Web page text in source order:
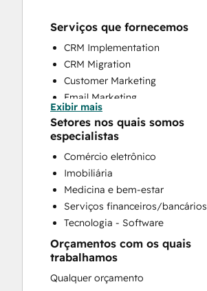
Serviços que fornecemos
CRM Implementation
CRM Migration
Customer Marketing
Email Marketing
Full Inbound Marketing Services
Help Desk Implementation
HubSpot Onboarding
Sales and Marketing Alignment
Exibir mais
Setores nos quais somos
especialistas
Comércio eletrônico
Imobiliária
Medicina e bem-estar
Serviços financeiros/bancários
Tecnologia - Software
Orçamentos com os quais
trabalhamos
Qualquer orçamento